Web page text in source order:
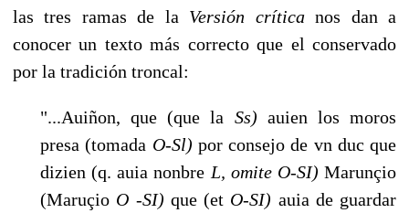
las tres ramas de la Versión críticanos dan a
conocer un texto más correcto que el conservado
por la tradición troncal:
"...Auiñon, que (que la Ss) auien los moros
presa (tomada O-Sl) por consejo de vn duc que
dizien (q. auia nonbre L, omite O-SI)Marunçio
(Maruçio O -SI) que (et O-SI) auia de guardar